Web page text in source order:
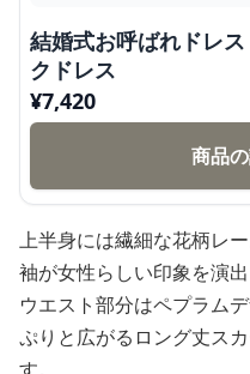
結婚式お呼ばれドレ
クドレス
¥7,420
商品
上半身には繊細な花柄レ
袖が女性らしい印象を演出
ウエスト部分はペプラム
ぷりと広がるロング丈ス